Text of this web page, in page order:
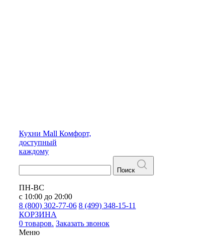
Кухни Mall Комфорт,
доступный
каждому
Поиск
ПН-ВС
с 10:00 до 20:00
8 (800) 302-77-06 8 (499) 348-15-11
КОРЗИНА
0 товаров. Заказать звонок
Меню